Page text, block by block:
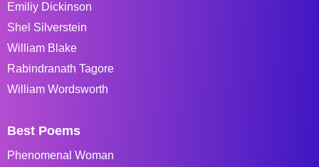
Emiliy Dickinson
Shel Silverstein
William Blake
Rabindranath Tagore
William Wordsworth
Best Poems
Phenomenal Woman